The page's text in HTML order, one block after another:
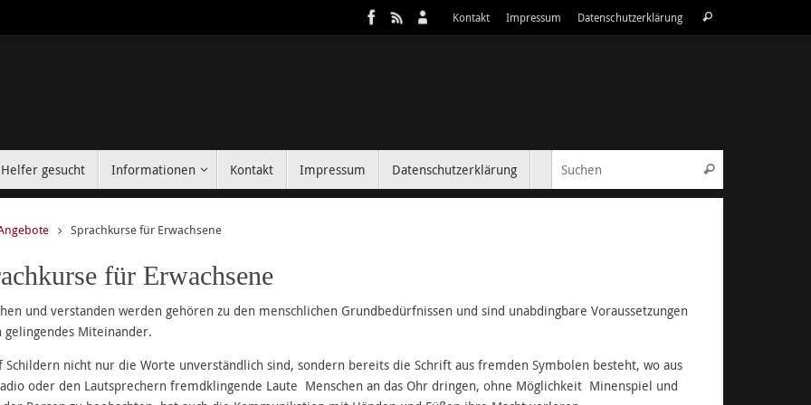
Kontakt Impressum Datenschutzerklärung Suchen
Helfer gesucht Informationen Kontakt Impressum Datenschutzerklärung Suchen
Sprachkurse für Erwachsene
für Erwachsene
und verstanden werden gehören zu den menschlichen Grundbedürfnissen und sind unabdingbare Voraussetzungen
Miteinander.
Schildern nicht nur die Worte unverständlich sind, sondern bereits die Schrift aus fremden Symbolen besteht, wo aus
oder den Lautsprechern fremdklingende Laute Menschen an das Ohr dringen, ohne Möglichkeit Minenspiel und